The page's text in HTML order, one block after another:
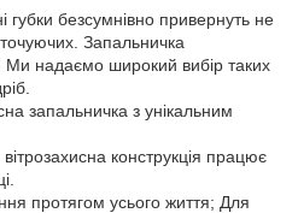
безсумнівно привернуть не
Запальничка
Ми надаємо широкий вибір таких
запальничка з унікальним
конструкція працює
протягом усього життя; Для